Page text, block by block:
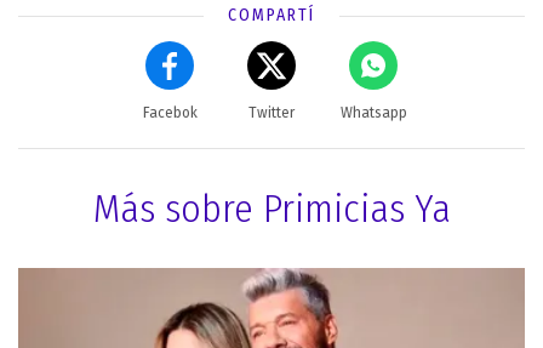
COMPARTÍ
Facebok Twitter Whatsapp
Más sobre Primicias Ya